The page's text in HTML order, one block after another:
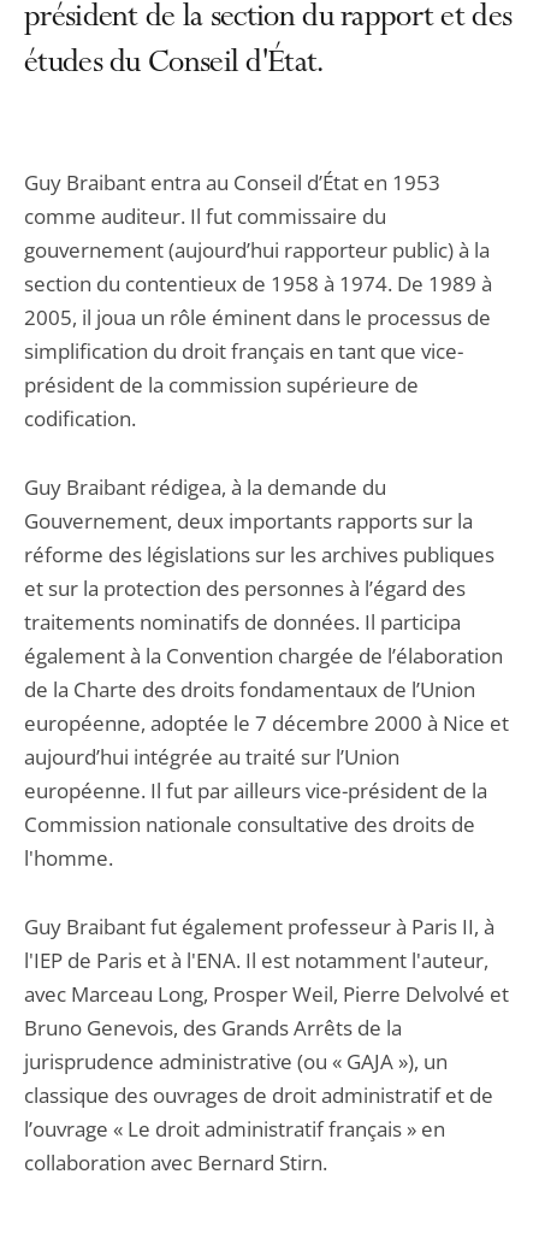
président de la section du rapport et des
études du Conseil d'État.
Guy Braibant entra au Conseil d’État en 1953
comme auditeur. Il fut commissaire du
gouvernement (aujourd’hui rapporteur public) à la
section du contentieux de 1958 à 1974. De 1989 à
2005, il joua un rôle éminent dans le processus de
simplification du droit français en tant que vice-
président de la commission supérieure de
codification.
Guy Braibant rédigea, à la demande du
Gouvernement, deux importants rapports sur la
réforme des législations sur les archives publiques
et sur la protection des personnes à l’égard des
traitements nominatifs de données. Il participa
également à la Convention chargée de l’élaboration
de la Charte des droits fondamentaux de l’Union
européenne, adoptée le 7 décembre 2000 à Nice et
aujourd’hui intégrée au traité sur l’Union
européenne. Il fut par ailleurs vice-président de la
Commission nationale consultative des droits de
l'homme.
Guy Braibant fut également professeur à Paris II, à
l'IEP de Paris et à l'ENA. Il est notamment l'auteur,
avec Marceau Long, Prosper Weil, Pierre Delvolvé et
Bruno Genevois, des Grands Arrêts de la
jurisprudence administrative (ou « GAJA »), un
classique des ouvrages de droit administratif et de
l’ouvrage « Le droit administratif français » en
collaboration avec Bernard Stirn.